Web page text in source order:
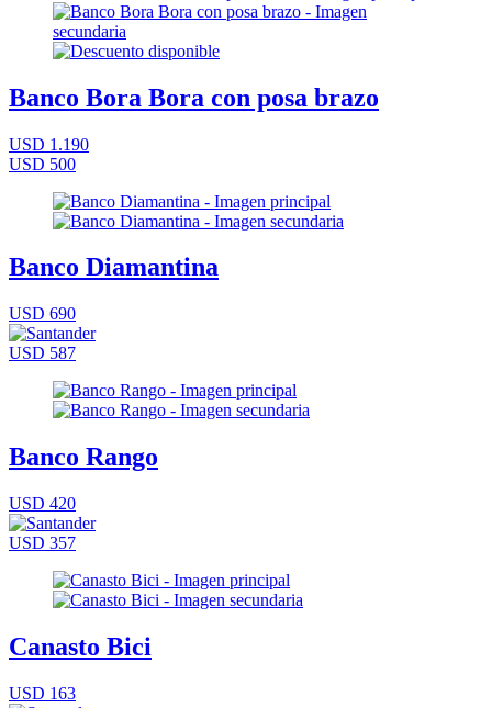
Banco Bora Bora con posa brazo
USD 1.190
USD 500
Banco Diamantina
USD 690
USD 587
Banco Rango
USD 420
USD 357
Canasto Bici
USD 163